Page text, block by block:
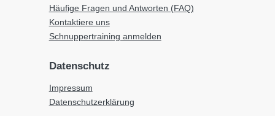
Häufige Fragen und Antworten (FAQ)
Kontaktiere uns
Schnuppertraining anmelden
Datenschutz
Impressum
Datenschutzerklärung